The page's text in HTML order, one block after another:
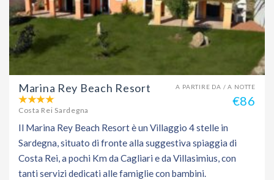
A PARTIRE DA / A NOTTE
€86
Marina Rey Beach Resort
Costa Rei Sardegna
Il Marina Rey Beach Resort è un Villaggio 4 stelle in
Sardegna, situato di fronte alla suggestiva spiaggia di
Costa Rei, a pochi Km da Cagliari e da Villasimius, con
tanti servizi dedicati alle famiglie con bambini.